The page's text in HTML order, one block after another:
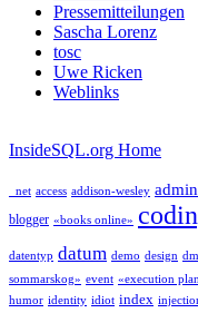
Pressemitteilungen
Sascha Lorenz
tosc
Uwe Ricken
Weblinks
InsideSQL.org Home
_net access addison-wesley
blogger «books online»
datentyp datum demo design
sommarskog» event «execution
humor identity idiot index